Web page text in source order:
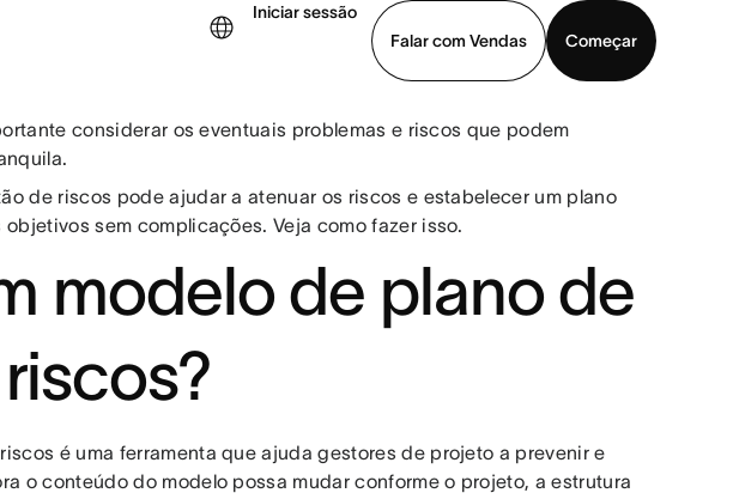
Iniciar sessão
Falar com Vendas
Começar
Falar com Vendas Veja uma demonstração Baixar o aplicativo
considerar os eventuais problemas e riscos que podem
de riscos pode ajudar a atenuar os riscos e estabelecer um plano
sem complicações. Veja como fazer isso.
modelo de plano de
é uma ferramenta que ajuda gestores de projeto a prevenir e
o conteúdo do modelo possa mudar conforme o projeto, a estrutura